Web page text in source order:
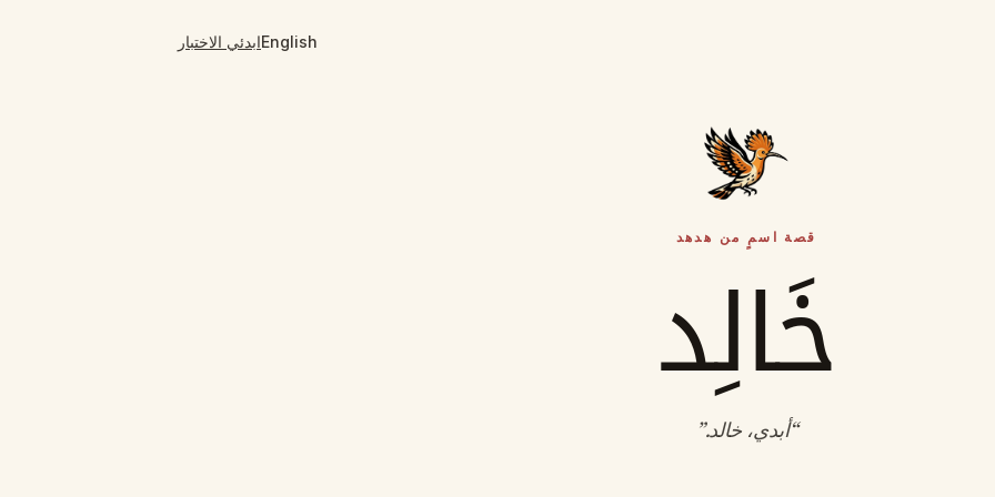
Englishابدئي الاختبار
قصة اسمٍ من هدهد
خَالِد
“أبدي، خالد.”